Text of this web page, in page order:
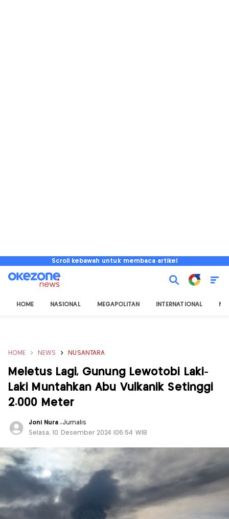
Scroll kebawah untuk membaca artikel
HOME NASIONAL MEGAPOLITAN INTERNATIONAL
HOME NEWS NUSANTARA
Meletus Lagi, Gunung Lewotobi Laki-
Laki Muntahkan Abu Vulkanik Setinggi
2.000 Meter
Joni Nura,Jurnalis
Selasa, 10 Desember 2024 |06:54 WIB